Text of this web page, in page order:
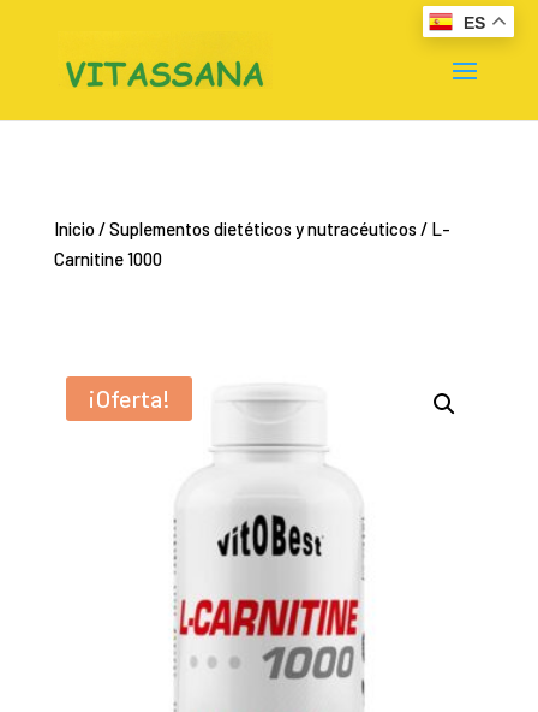
Inicio/Suplementos dietéticos y nutracéuticos / L-
Carnitine 1000
¡Oferta!
ES